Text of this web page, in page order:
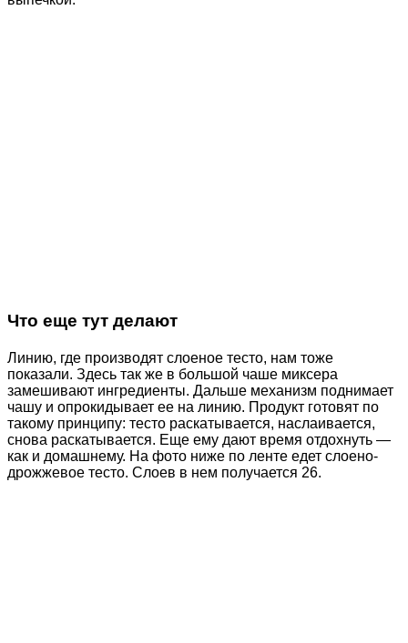
Что еще тут делают
Линию, где производят слоеное тесто, нам тоже
показали. Здесь так же в большой чаше миксера
замешивают ингредиенты. Дальше механизм поднимает
чашу и опрокидывает ее на линию. Продукт готовят по
такому принципу: тесто раскатывается, наслаивается,
снова раскатывается. Еще ему дают время отдохнуть —
как и домашнему. На фото ниже по ленте едет слоено-
дрожжевое тесто. Слоев в нем получается 26.